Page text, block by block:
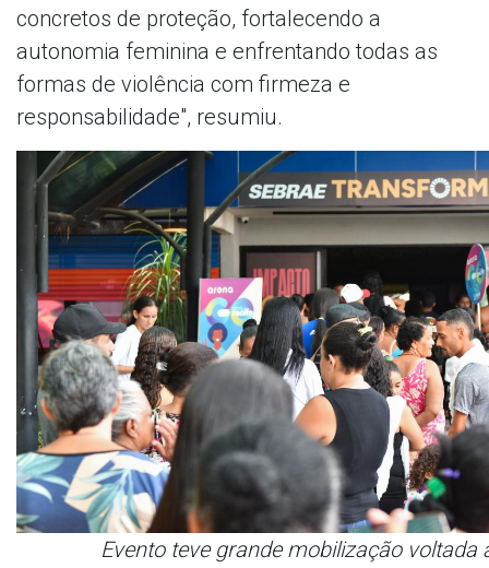
concretos de proteção, fortalecendo a
autonomia feminina e enfrentando todas as
formas de violência com firmeza e
responsabilidade", resumiu.
Evento teve grande mobilização voltada